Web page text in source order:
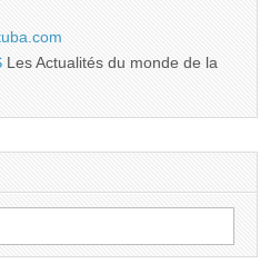
Les Actualités du monde de la